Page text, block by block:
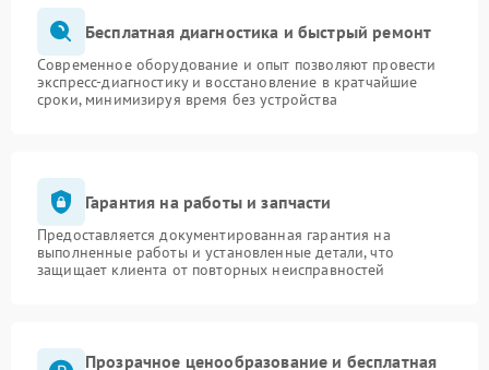
Бесплатная диагностика и быстрый ремонт
Современное оборудование и опыт позволяют провести
экспресс-диагностику и восстановление в кратчайшие
сроки, минимизируя время без устройства
Гарантия на работы и запчасти
Предоставляется документированная гарантия на
выполненные работы и установленные детали, что
защищает клиента от повторных неисправностей
Прозрачное ценообразование и бесплатная